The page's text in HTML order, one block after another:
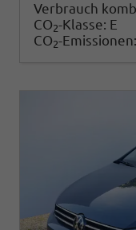
Verbrauch
CO2-Klasse: E
CO2-Emissionen: